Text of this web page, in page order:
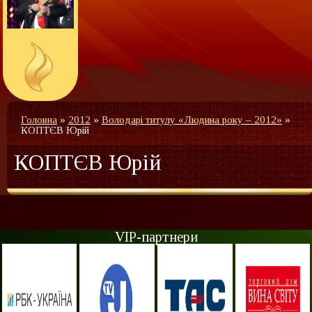
Головна »2012»Володарі титулу «Людина року – 2012» »
КОПТЄВ Юрій
КОПТЄВ Юрій
VIP-партнери